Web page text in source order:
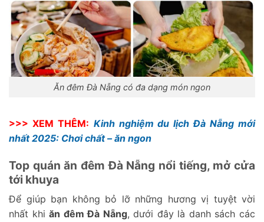
Ăn đêm Đà Nẵng có đa dạng món ngon
>>> XEM THÊM: Kinh nghiệm du lịch Đà Nẵng mới
nhất 2025: Chơi chất – ăn ngon
Top quán ăn đêm Đà Nẵng nổi tiếng, mở cửa
tới khuya
Để giúp bạn không bỏ lỡ những hương vị tuyệt vời
nhất khiăn đêm Đà Nẵng, dưới đây là danh sách các